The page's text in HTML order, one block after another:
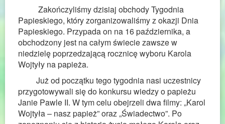
Zakończyliśmy dzisiaj obchody Tygodnia
Papieskiego, który zorganizowaliśmy z okazji Dnia
Papieskiego. Przypada on na 16 października, a
obchodzony jest na całym świecie zawsze w
niedzielę poprzedzającą rocznicę wyboru Karola
Wojtyły na papieża.
Już od początku tego tygodnia nasi uczestnicy
przygotowywali się do konkursu wiedzy o papieżu
Janie Pawle II. W tym celu obejrzeli dwa filmy: „Karol
Wojtyła – nasz papież” oraz „Świadectwo”. Po